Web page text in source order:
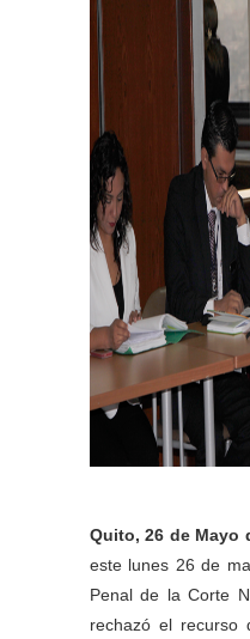
Quito, 26 de Mayo
este lunes 26 de
Penal de la Corte
rechazó el recurso